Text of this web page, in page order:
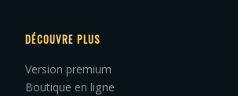
DÉCOUVRE PLUS
Version premium
Boutique en ligne